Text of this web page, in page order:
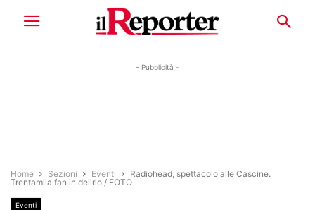
- Pubblicità -
Home Sezioni Eventi
Radiohead, spettacolo alle Cascine.
Trentamila fan in delirio / FOTO
Eventi